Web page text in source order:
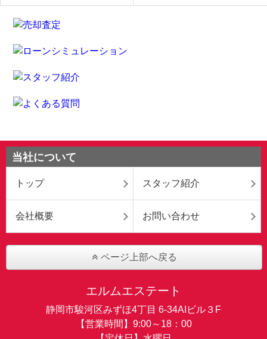
当社について
トップ スタッフ紹介
会社概要 お問い合わせ
ページ上部へ戻る
エルムエステート
静岡市駿河区みずほ4丁目 6-34AIビル３F
【営業時間】9:00～18：00